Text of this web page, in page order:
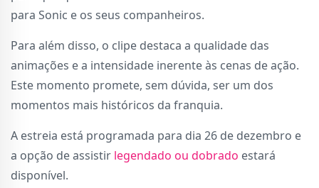
para Sonic e os seus companheiros.
Para além disso, o clipe destaca a qualidade das
animações e a intensidade inerente às cenas de ação.
Este momento promete, sem dúvida, ser um dos
momentos mais históricos da franquia.
A estreia está programada para dia 26 de dezembro e
a opção de assistir legendado ou dobrado estará
disponível.